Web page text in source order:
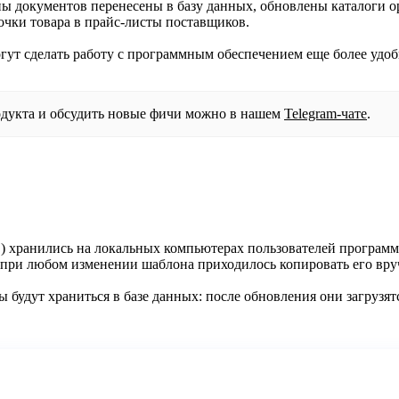
перенесены в базу данных, обновлены каталоги
товара в прайс-листы поставщиков.
сделать работу с программным обеспечением еще более
и обсудить новые фичи можно в нашем Telegram-чате.
на локальных компьютерах пользователей
любом изменении шаблона приходилось копировать его
храниться в базе данных: после обновления они